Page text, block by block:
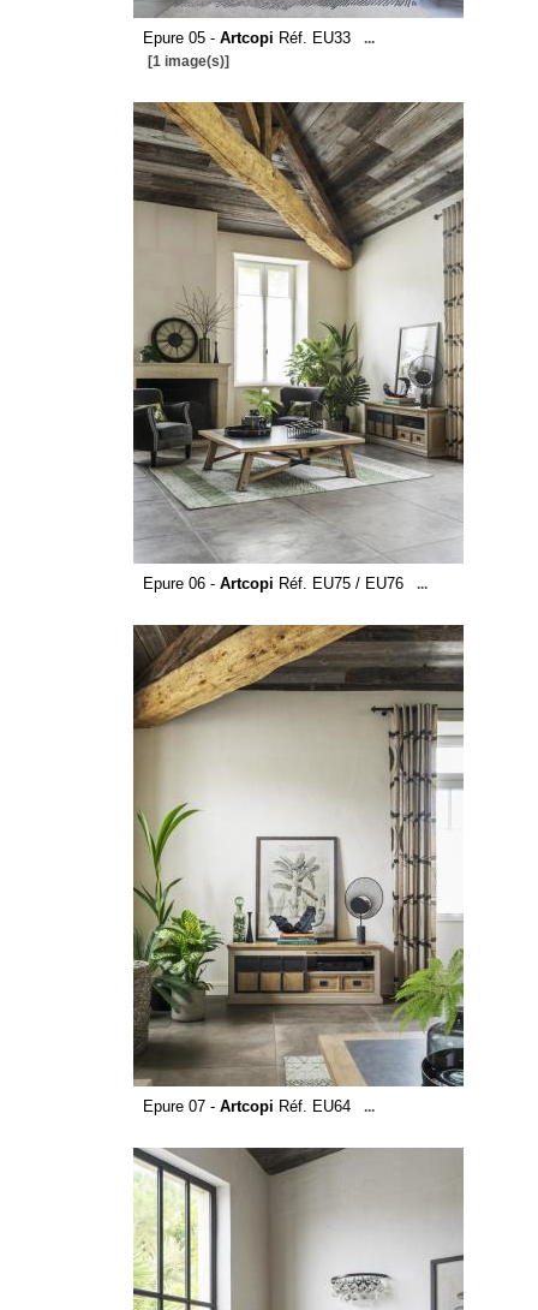
Epure 05 - Artcopi Réf. EU33
...
[1 image(s)]
Epure 06 - Artcopi Réf. EU75 / EU76 ...
Epure 07 - Artcopi Réf. EU64 ...